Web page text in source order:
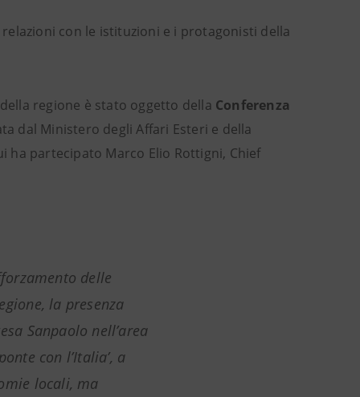
con le istituzioni e i protagonisti della
regione è stato oggetto della Conferenza
dal Ministero degli Affari Esteri e della
ha partecipato Marco Elio Rottigni, Chief
delle
la presenza
Sanpaolo nell’area
con l’Italia’, a
locali, ma